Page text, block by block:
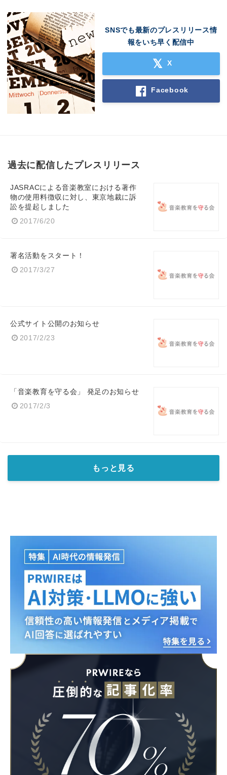
SNSでも最新のプレスリリース情
報をいち早く配信中
X
Facebook
過去に配信したプレスリリース
JASRACによる音楽教室における著作
物の使用料徴収に対し、東京地裁に訴
訟を提起しました
2017/6/20
署名活動をスタート！
2017/3/27
公式サイト公開のお知らせ
2017/2/23
「音楽教育を守る会」 発足のお知らせ
2017/2/3
もっと見る
English